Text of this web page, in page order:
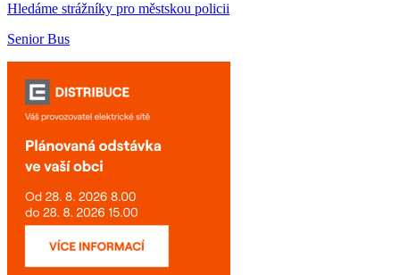
Hledáme strážníky pro městskou policii
Senior Bus